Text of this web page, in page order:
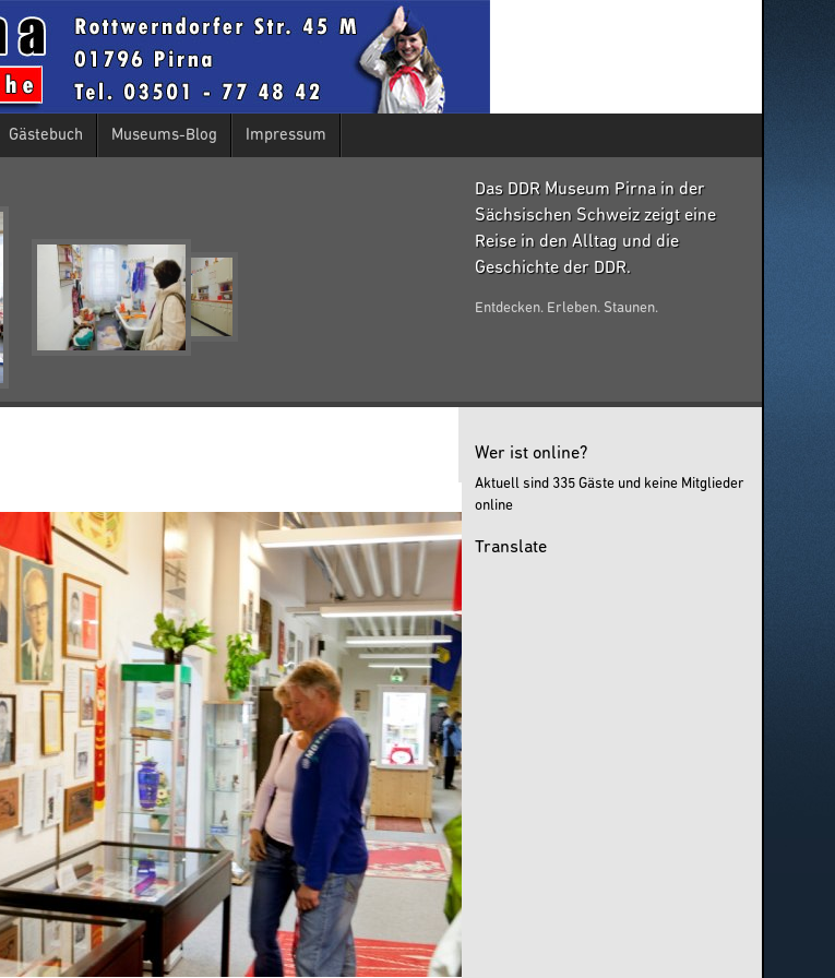
Gästebuch Museums-Blog Impressum
Das DDR Museum Pirna in der
Sächsischen Schweiz zeigt eine
Reise in den Alltag und die
Geschichte der DDR.
Entdecken. Erleben. Staunen.
Wer ist online?
Aktuell sind 335 Gäste und keine Mitglieder
online
Translate